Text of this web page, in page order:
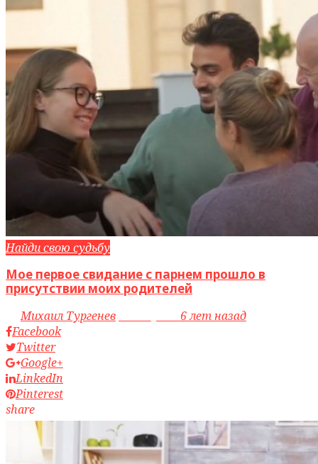
Найди свою судьбу
Мое первое свидание с парнем прошло в
присутствии моих родителей
byМихаил Тургенев
6 лет назад
Facebook
Twitter
Google+
LinkedIn
Pinterest
share